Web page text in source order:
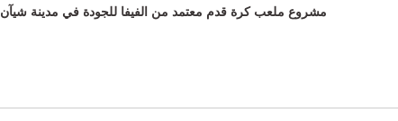
مشروع ملعب كرة قدم معتمد من الفيفا للجودة في مدينة شيآن